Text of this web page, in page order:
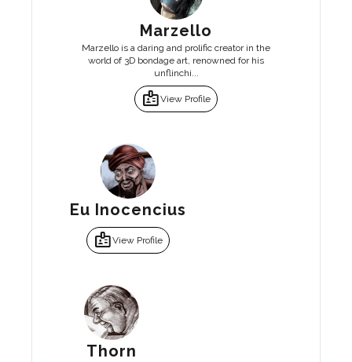
Marzello
Marzello is a daring and prolific creator in the
world of 3D bondage art, renowned for his
unflinchi...
badgeView Profile
Eu Inocencius
badgeView Profile
Thorn